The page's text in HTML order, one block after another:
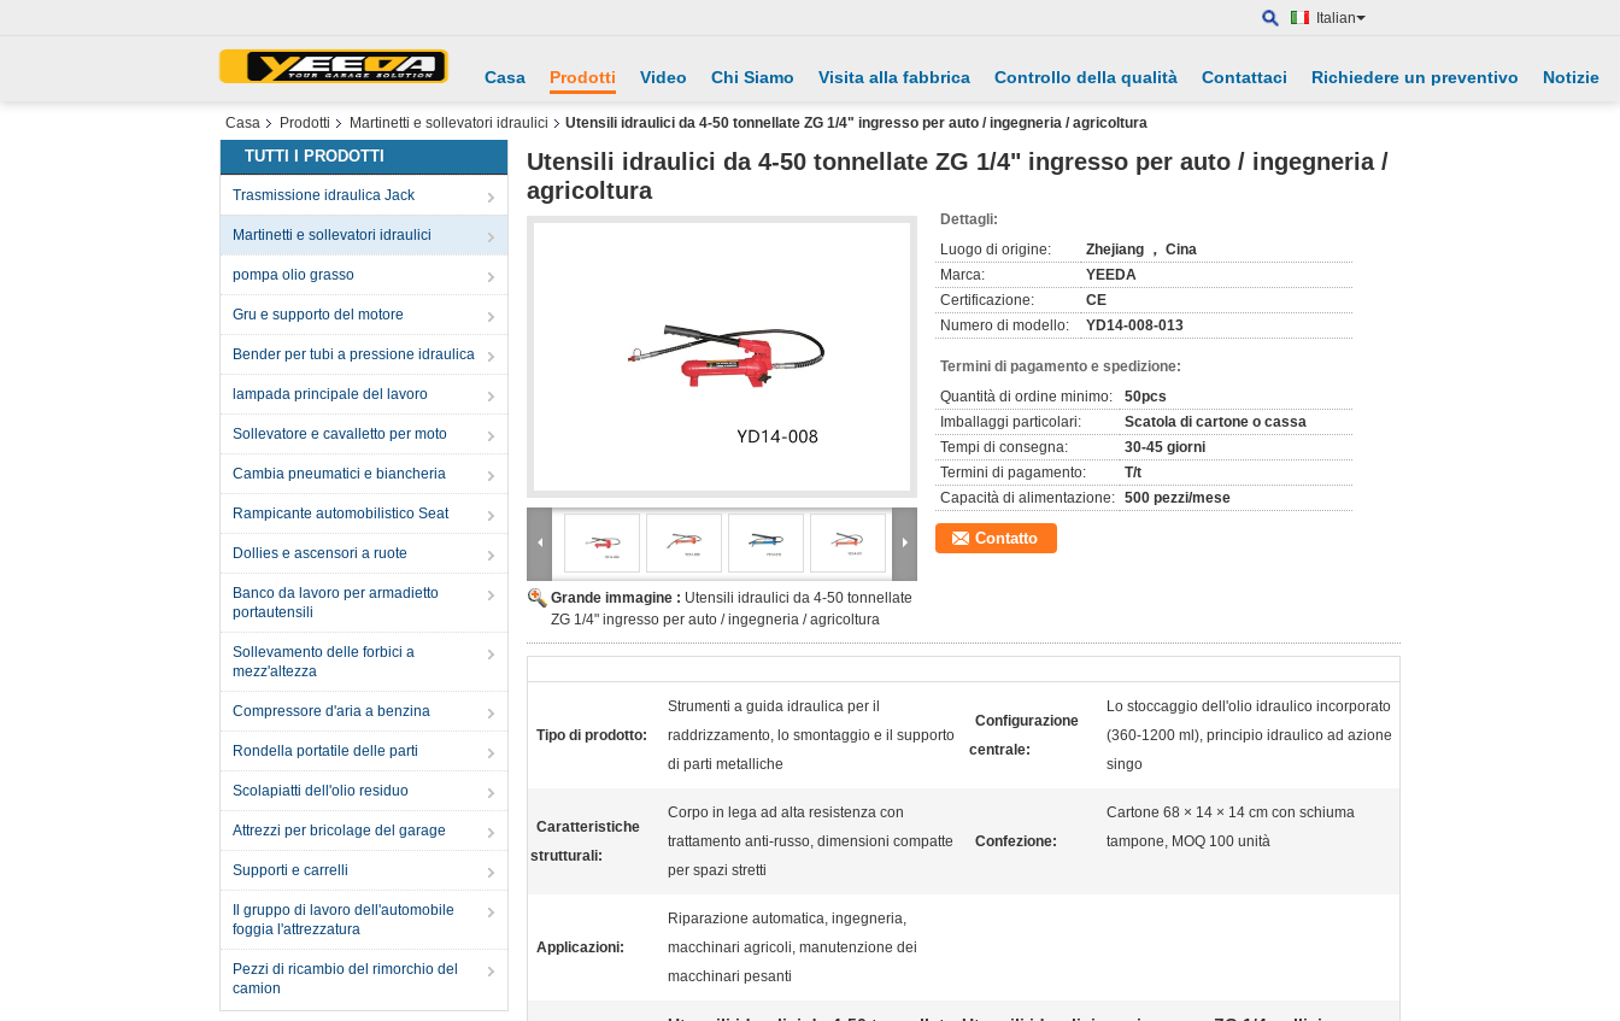
Italian
Casa Prodotti Video Chi Siamo Visita alla fabbrica Controllo della qualità Contattaci Richiedere un preventivo Notizie
Casa Prodotti Martinetti e sollevatori idraulici Utensili idraulici da 4-50 tonnellate ZG 1/4" ingresso per auto / ingegneria / agricoltura
TUTTI I PRODOTTI
Trasmissione idraulica Jack
Martinetti e sollevatori idraulici
pompa olio grasso
Gru e supporto del motore
Bender per tubi a pressione idraulica
lampada principale del lavoro
Sollevatore e cavalletto per moto
Cambia pneumatici e biancheria
Rampicante automobilistico Seat
Dollies e ascensori a ruote
Banco da lavoro per armadietto
portautensili
Sollevamento delle forbici a
mezz'altezza
Compressore d'aria a benzina
Rondella portatile delle parti
Scolapiatti dell'olio residuo
Attrezzi per bricolage del garage
Supporti e carrelli
Il gruppo di lavoro dell'automobile
foggia l'attrezzatura
Pezzi di ricambio del rimorchio del
camion
Utensili idraulici da 4-50 tonnellate ZG 1/4" ingresso per auto / ingegneria /
agricoltura
Grande immagine : Utensili idraulici da 4-50 tonnellate
ZG 1/4" ingresso per auto / ingegneria / agricoltura
Dettagli:
Luogo di origine:
Zhejiang ， Cina
Marca:
YEEDA
Certificazione:
CE
Numero di modello:
YD14-008-013
Termini di pagamento e spedizione:
Quantità di ordine minimo:
50pcs
Imballaggi particolari:
Scatola di cartone o cassa
Tempi di consegna:
30-45 giorni
Termini di pagamento:
T/t
Capacità di alimentazione: 500 pezzi/mese
Contatto
Tipo di prodotto:
Strumenti a guida idraulica per il
raddrizzamento, lo smontaggio e il supporto
di parti metalliche
Configurazione
centrale:
Lo stoccaggio dell'olio idraulico incorporato
(360-1200 ml), principio idraulico ad azione
singo
Caratteristiche
strutturali:
Corpo in lega ad alta resistenza con
trattamento anti-russo, dimensioni compatte
per spazi stretti
Confezione:
Cartone 68 × 14 × 14 cm con schiuma
tampone, MOQ 100 unità
Applicazioni:
Riparazione automatica, ingegneria,
macchinari agricoli, manutenzione dei
macchinari pesanti